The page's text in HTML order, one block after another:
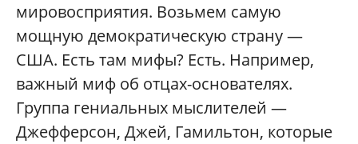
мировосприятия. Возьмем самую
мощную демократическую страну —
США. Есть там мифы? Есть. Например,
важный миф об отцах-основателях.
Группа гениальных мыслителей —
Джефферсон, Джей, Гамильтон, которые